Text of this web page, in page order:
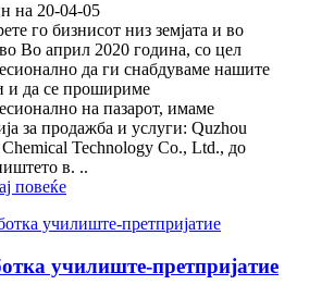
на 20-04-05
го бизнисот низ земјата и во
Во април 2020 година, со цел
да ги снабдуваме нашите
и да се прошириме
на пазарот, имаме
за продажба и услуги: Quzhou
Technology Co., Ltd., до
в. ..
повеќе
училиште-претпријатие